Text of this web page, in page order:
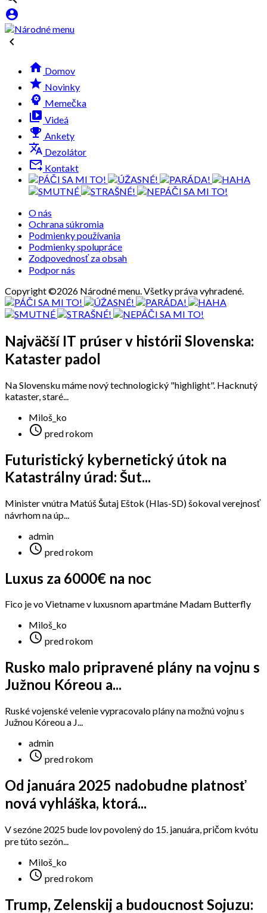


 Domov
grade Novinky
psychology Memečka
video_library Videá
emoji_events Ankety
translate Dezolátor
forward_to_inbox Kontakt
O nás
Ochrana súkromia
Podmienky používania
Podmienky spolupráce
Zodpovednosť za obsah
Podpor nás
Copyright ©2026 Národné menu. Všetky práva vyhradené.
Najväčší IT prúser v histórii Slovenska:
Kataster padol
Na Slovensku máme nový technologický "highlight". Hacknutý
kataster, staré...
Miloš_ko
 pred rokom
Futuristický kybernetický útok na
Katastrálny úrad: Šut...
Minister vnútra Matúš Šutaj Eštok (Hlas-SD) šokoval verejnosť
návrhom na úp...
admin
 pred rokom
Luxus za 6000€ na noc
Fico je vo Vietname v luxusnom apartmáne Madam Butterfly
Miloš_ko
 pred rokom
Rusko malo pripravené plány na vojnu s
Južnou Kóreou a...
Ruské vojenské velenie vypracovalo plány na možnú vojnu s
Južnou Kóreou a J...
admin
 pred rokom
Od januára 2025 nadobudne platnosť
nová vyhláška, ktorá...
V sezóne 2025 bude lov povolený do 15. januára, pričom kvótu
pre túto sezón...
Miloš_ko
 pred rokom
Trump, Zelenskij a budoucnost Sojuzu: